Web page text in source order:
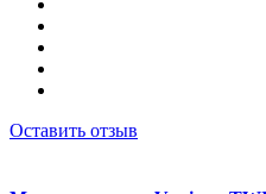
Оставить отзыв